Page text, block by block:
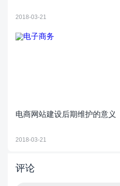
2018-03-21
电商网站建设后期维护的意义
2018-03-21
评论